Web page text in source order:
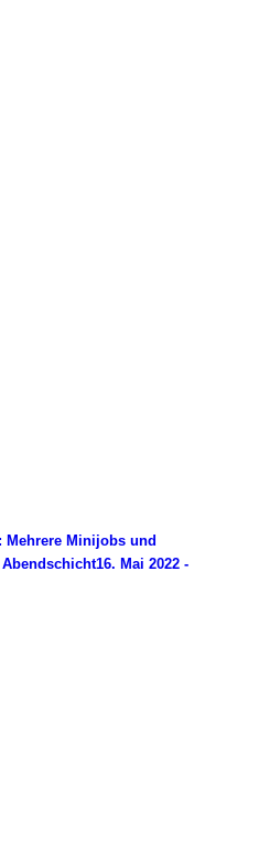
Mehrere Minijobs und
16. Mai 2022 -